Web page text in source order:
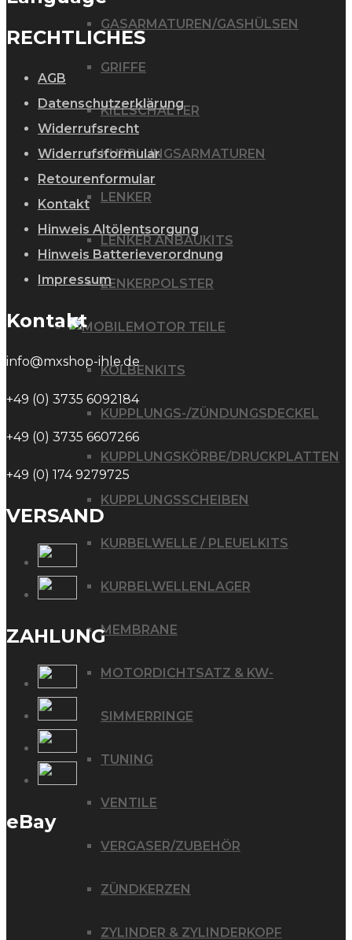
GASARMATUREN/GASHÜLSEN
GRIFFE
KILLSCHALTER
KUPPLUNGSARMATUREN
LENKER
LENKER ANBAUKITS
LENKERPOLSTER
MOTOR TEILE
KOLBENKITS
KUPPLUNGS-/ZÜNDUNGSDECKEL
KUPPLUNGSKÖRBE/DRUCKPLATTEN
KUPPLUNGSSCHEIBEN
KURBELWELLE / PLEUELKITS
KURBELWELLENLAGER
MEMBRANE
MOTORDICHTSATZ & KW-
SIMMERRINGE
TUNING
VENTILE
VERGASER/ZUBEHÖR
ZÜNDKERZEN
ZYLINDER & ZYLINDERKOPF
RECHTLICHES
AGB
Datenschutzerklärung
Widerrufsrecht
Widerrufsformular
Retourenformular
Kontakt
Hinweis Altölentsorgung
Hinweis Batterieverordnung
Impressum
Kontakt
info@mxshop-ihle.de
+49 (0) 3735 6092184
+49 (0) 3735 6607266
+49 (0) 174 9279725
VERSAND
ZAHLUNG
eBay